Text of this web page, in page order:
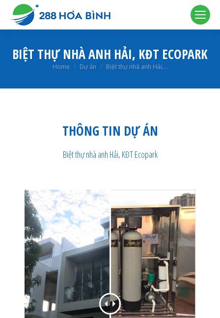
BIỆT THỰ NHÀ ANH HẢI, KĐT ECOPARK
You are here:
Home Dự án Biệt thự nhà anh Hải,…
THÔNG TIN DỰ ÁN
Biệt thự nhà anh Hải, KĐT Ecopark